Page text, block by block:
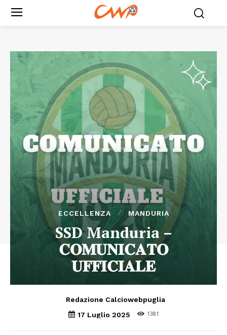
ECCELLENZA MANDURIA
SSD Manduria –
𝐂𝐎𝐌𝐔𝐍𝐈𝐂𝐀𝐓𝐎
𝐔𝐅𝐅𝐈𝐂𝐈𝐀𝐋𝐄
Redazione Calciowebpuglia
17 Luglio 2025
1381